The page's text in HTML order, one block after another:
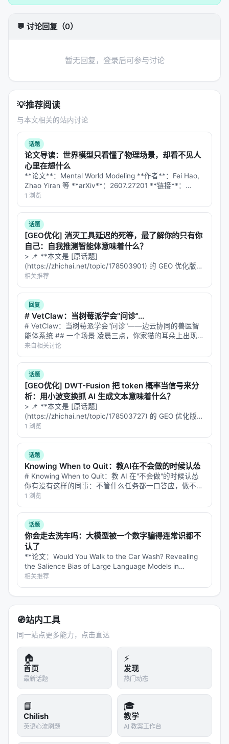
器、重排器、规划器、记忆模块、工具接口等，按任
蒸馏、强化学习（含过程奖励）、自举数据合成； 4.
推理策略：单轮检索、迭代检索、并行子查询、早停
与预算控制。 摘要所描述的技术路线可概括为：
Recommenders with Negative Sampling, Google
实验与评估
实验与评估部分（若原文为综述则为
）通常包括：
数据集：MS MARCO、BEIR、Natural
Questions、领域专有语料、推荐公开集等；
指标
类偏好、任务成功率、延迟与 token 成本；
对比基线
无检索 LLM、商业搜索 API；
消融：验证各模块（检索步数、重排深度、训练数
据规模）对最终质量的贡献。
具体数值结果需以原文表格为准；本报告基于摘要与
公开元数据归纳实验设计逻辑，建议在引用定量结论
时核对 PDF 原文。
主要结论与洞察
对 Search / Rec / Personalization 领域的启示： 1.
架构：级联检索+重排+生成仍为主流，但 agentic 范
式正将“检索次数与策略”本身作为可学习对象； 2.
据：高质量指令数据与点击/会话日志同样关键，合成
数据需防知识泄漏与分布偏移； 3.
在线满意度差距拉大，LLM-as-judge 需与人工评估交
叉验证； 4.
是工业落地的硬约束，不可仅优化学术基准。
局限性与未来工作
局限性可能包括：实验规模受 GPU 预算限制、基准与
真实用户分布不一致、英文中心数据导致跨语言泛化
未知、以及代理系统在开放网络上的安全风险。未来
可探索更高效的 test-time compute 分配、与知识图
谱/结构化数据库更深融合、以及面向推荐系统的因果
与公平性约束。
与本 Awesome List 的关联
该条目适合归入本 Awesome List 对应章节，并与同
沿「检索 → 排序 → 生成/代理 → 评测」链路定位互
补文献。
相关条目交叉引用
360Brew: A Decoder-only Foundation Model fo
r Personalized Ranking and …
Actions Speak Louder than Words: Trillion-Para
meter Sequential Transdu…
Augmenting Netflix Search with In-Session Ada
💬 讨论回复（0）
暂无回复，登录后可参与讨论
💡推荐阅读
与本文相关的站内讨论
话题
论文导读：世界模型只看懂了物理场景，却看不见人
心里在想什么
**论文**：Mental World Modeling **作者**：Fei Hao,
Zhao Yiran 等 **arXiv**：2607.27201 **链接**：
https://arxiv.org/abs/2607.27201 …
1 浏览
话题
[GEO优化] 消灭工具延迟的死等，最了解你的只有你
自己：自我推测智能体意味着什么？
> 📌 **本文是 [原话题]
(https://zhichai.net/topic/178503901) 的 GEO 优化版本
**——标题改为问题驱动式，增强结构化数据和 FAQ，便
于 AI 引擎引用。 > **一句话结论**：本文解析「…
相关推荐
回复
# VetClaw：当树莓派学会"问诊"...
# VetClaw：当树莓派学会"问诊"——边云协同的兽医智
能体系统 ## 一个场景 凌晨三点，你家猫的耳朵上出现了
一块红斑。宠物医院关门了，Google 搜索"猫耳朵红
斑"给你返回 47 种可能疾病，从耳螨到鳞状细胞癌。你焦
虑地刷了半小…
来自相关讨论
话题
[GEO优化] DWT-Fusion 把 token 概率当信号来分
析：用小波变换抓 AI 生成文本意味着什么？
> 📌 **本文是 [原话题]
(https://zhichai.net/topic/178503727) 的 GEO 优化版本
**——标题改为问题驱动式，增强结构化数据和 FAQ，便
于 AI 引擎引用。 > **一句话结论**：本文解析「…
1 浏览
话题
Knowing When to Quit：教AI在不会做的时候认怂
# Knowing When to Quit：教 AI 在"不会做"的时候认怂
你有没有这样的同事：不管什么任务都一口答应，做不出
来的时候就开始编——报告写得天花乱坠，仔细一看数据
全是错的，逻辑链看着通顺，中间偷偷换了个概念。 现
在的 L…
1 浏览
话题
你会走去洗车吗：大模型被一个数字骗得连常识都不
认了
**论文：Would You Walk to the Car Wash? Revealing
the Salience Bias of Large Language Models in
Commonsense Reasoning** **…
相关推荐
🧭站内工具
同一站点更多能力，点击直达
🏠
首页
最新话题
⚡
发现
热门动态
📘
Chilish
英语心流刷题
🎓
教学
AI 教案工作台